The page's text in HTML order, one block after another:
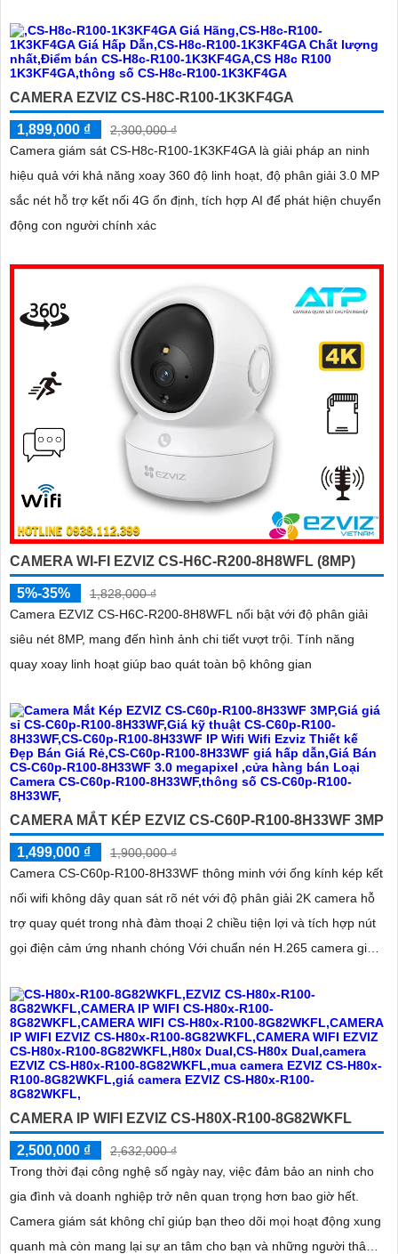
CAMERA EZVIZ CS-H8C-R100-1K3KF4GA
1,899,000 ₫
2,300,000 ₫
Camera giám sát CS-H8c-R100-1K3KF4GA là giải pháp an ninh
hiệu quả với khả năng xoay 360 độ linh hoạt, độ phân giải 3.0 MP
sắc nét hỗ trợ kết nối 4G ổn định, tích hợp AI để phát hiện chuyển
động con người chính xác
CAMERA WI-FI EZVIZ CS-H6C-R200-8H8WFL (8MP)
5%-35%
1,828,000 ₫
Camera EZVIZ CS-H6C-R200-8H8WFL nổi bật với độ phân giải
siêu nét 8MP, mang đến hình ảnh chi tiết vượt trội. Tính năng
quay xoay linh hoạt giúp bao quát toàn bộ không gian
CAMERA MẮT KÉP EZVIZ CS-C60P-R100-8H33WF 3MP
1,499,000 ₫
1,900,000 ₫
Camera CS-C60p-R100-8H33WF thông minh với ống kính kép kết
nối wifi không dây quan sát rõ nét với độ phân giải 2K camera hỗ
trợ quay quét trong nhà đàm thoại 2 chiều tiện lợi và tích hợp nút
gọi điện cảm ứng nhanh chóng Với chuẩn nén H.265 camera giúp
CAMERA IP WIFI EZVIZ CS-H80X-R100-8G82WKFL
2,500,000 ₫
2,632,000 ₫
Trong thời đại công nghệ số ngày nay, việc đảm bảo an ninh cho
gia đình và doanh nghiệp trở nên quan trọng hơn bao giờ hết.
Camera giám sát không chỉ giúp bạn theo dõi mọi hoạt động xung
quanh mà còn mang lại sự an tâm cho bạn và những người thân